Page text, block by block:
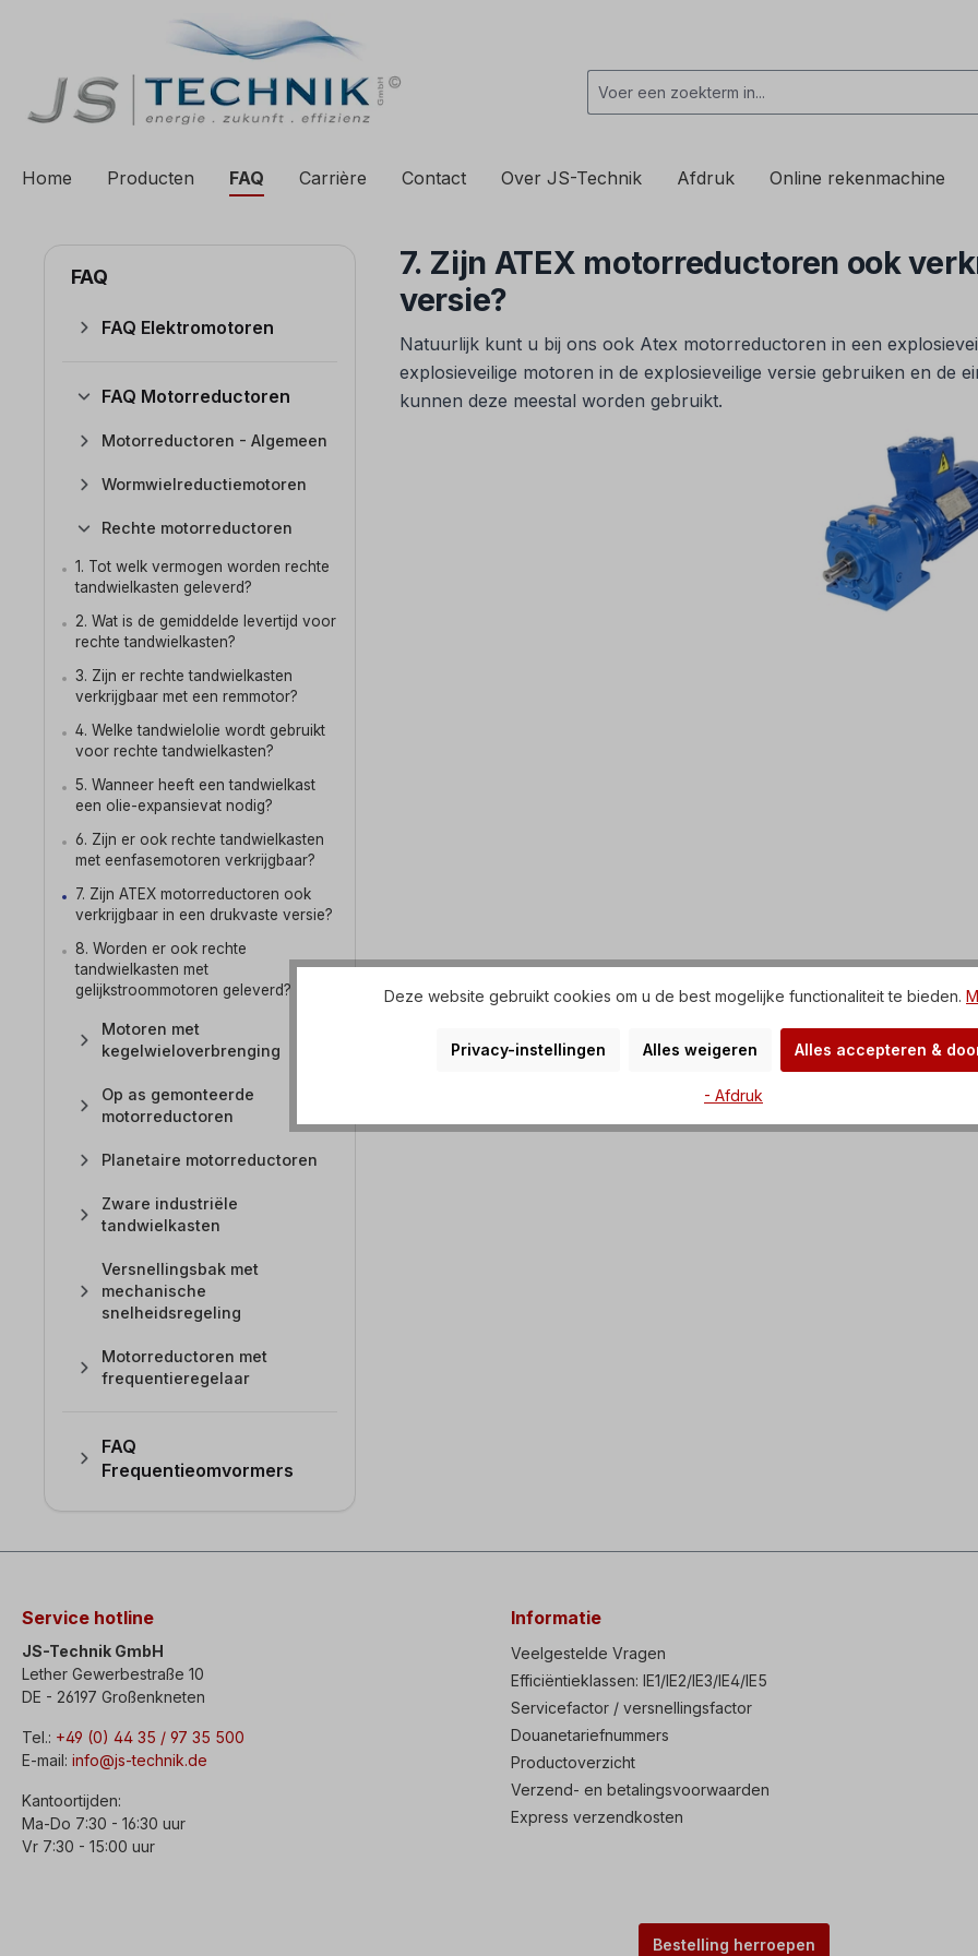
Ga naar de hoofdnavigatie
Home Producten FAQ Carrière Contact Over JS-Technik Afdruk Online rekenmachine
FAQ
FAQ Elektromotoren
FAQ Motorreductoren
Motorreductoren - Algemeen
Wormwielreductiemotoren
Rechte motorreductoren
1. Tot welk vermogen worden rechte
tandwielkasten geleverd?
2. Wat is de gemiddelde levertijd voor
rechte tandwielkasten?
3. Zijn er rechte tandwielkasten
verkrijgbaar met een remmotor?
4. Welke tandwielolie wordt gebruikt
voor rechte tandwielkasten?
5. Wanneer heeft een tandwielkast
een olie-expansievat nodig?
6. Zijn er ook rechte tandwielkasten
met eenfasemotoren verkrijgbaar?
7. Zijn ATEX motorreductoren ook
verkrijgbaar in een drukvaste versie?
8. Worden er ook rechte
tandwielkasten met
gelijkstroommotoren geleverd?
Motoren met
kegelwieloverbrenging
Op as gemonteerde
motorreductoren
Planetaire motorreductoren
Zware industriële
tandwielkasten
Versnellingsbak met
mechanische
snelheidsregeling
Motorreductoren met
frequentieregelaar
FAQ
Frequentieomvormers
7. Zijn ATEX motorreductoren ook
versie?
Natuurlijk kunt u bij ons ook Atex motorreductoren in een
explosieveilige motoren in de explosieveilige versie gebruiken en de
kunnen deze meestal worden gebruikt.
Service hotline
JS-Technik GmbH
Lether Gewerbestraße 10
DE - 26197 Großenkneten
Tel.: +49 (0) 44 35 / 97 35 500
E-mail: info@js-technik.de
Kantoortijden:
Ma-Do 7:30 - 16:30 uur
Vr 7:30 - 15:00 uur
Informatie
Veelgestelde Vragen
Efficiëntieklassen: IE1/IE2/IE3/IE4/IE5
Servicefactor / versnellingsfactor
Douanetariefnummers
Productoverzicht
Verzend- en betalingsvoorwaarden
Express verzendkosten
Bestelling herroepen
Deze website gebruikt cookies om u de best mogelijke functionaliteit te bieden.
Privacy-instellingen Alles weigeren Alles accepteren &
- Afdruk